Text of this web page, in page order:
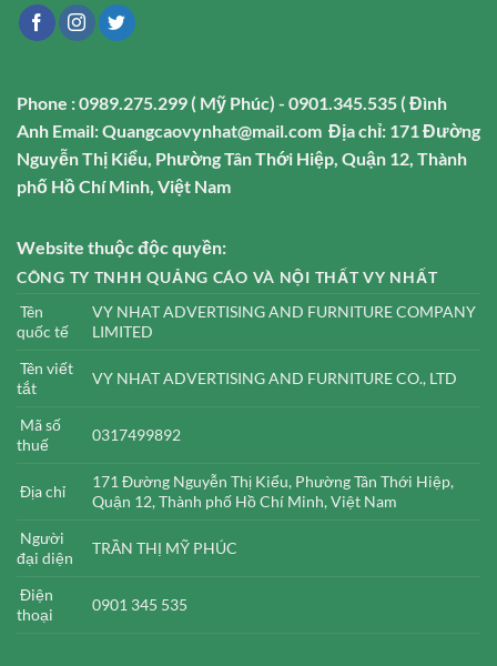
Phone : 0989.275.299 ( Mỹ Phúc) - 0901.345.535 ( Đình
Anh Email: Quangcaovynhat@mail.com Địa chỉ: 171 Đường
Nguyễn Thị Kiểu, Phường Tân Thới Hiệp, Quận 12, Thành
phố Hồ Chí Minh, Việt Nam
Website thuộc độc quyền:
CÔNG TY TNHH QUẢNG CÁO VÀ NỘI THẤT VY NHẤT
Tên
quốc tế
VY NHAT ADVERTISING AND FURNITURE COMPANY
LIMITED
Tên viết
tắt
VY NHAT ADVERTISING AND FURNITURE CO., LTD
Mã số
thuế
0317499892
Địa chỉ
171 Đường Nguyễn Thị Kiểu, Phường Tân Thới Hiệp,
Quận 12, Thành phố Hồ Chí Minh, Việt Nam
Người
đại diện
TRẦN THỊ MỸ PHÚC
Điện
thoại
0901 345 535